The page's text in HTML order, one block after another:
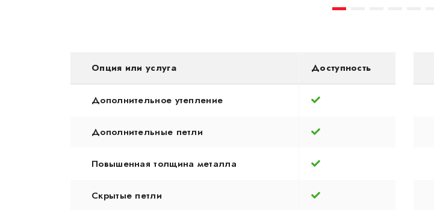
Опция или услуга Доступность
Дополнительное утепление
Дополнительные петли
Повышенная толщина металла
Скрытые петли